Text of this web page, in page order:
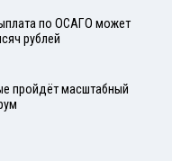
по ОСАГО может
рублей
пройдёт масштабный